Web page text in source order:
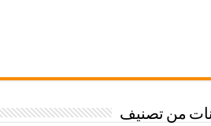
من تصنيف